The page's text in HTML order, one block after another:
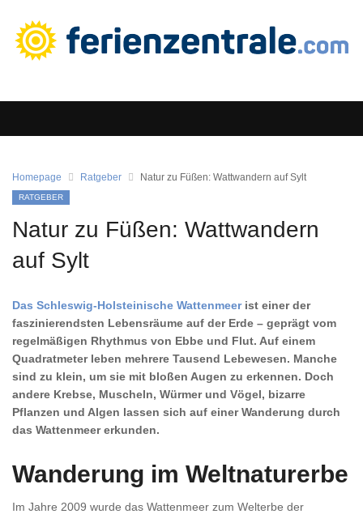
Homepage Ratgeber Natur zu Füßen: Wattwandern auf Sylt
RATGEBER
Natur zu Füßen: Wattwandern
auf Sylt
Das Schleswig-Holsteinische Wattenmeerist einer der
faszinierendsten Lebensräume auf der Erde – geprägt vom
regelmäßigen Rhythmus von Ebbe und Flut. Auf einem
Quadratmeter leben mehrere Tausend Lebewesen. Manche
sind zu klein, um sie mit bloßen Augen zu erkennen. Doch
andere Krebse, Muscheln, Würmer und Vögel, bizarre
Pflanzen und Algen lassen sich auf einer Wanderung durch
das Wattenmeer erkunden.
Wanderung im Weltnaturerbe
Im Jahre 2009 wurde das Wattenmeer zum Welterbe der